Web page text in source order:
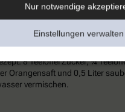
Nur notwendige
Einstellungen verwalten
vor. Wichtig ist es dann, seinen
aufzubessern. Eine
Lösung“ kann man in
selbst zubereiten.
8 Teelöffel Zucker, ¾
Orangensaft und 0,5 Liter
vermischen.